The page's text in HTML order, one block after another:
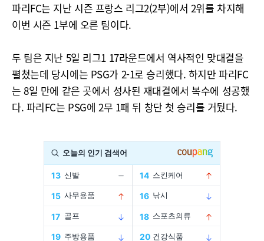
파리FC는 지난 시즌 프랑스 리그2(2부)에서 2위를 차지해
이번 시즌 1부에 오른 팀이다.
두 팀은 지난 5일 리그1 17라운드에서 역사적인 맞대결을
펼쳤는데 당시에는 PSG가 2-1로 승리했다. 하지만 파리FC
는 8일 만에 같은 곳에서 성사된 재대결에서 복수에 성공했
다. 파리FC는 PSG에 2무 1패 뒤 창단 첫 승리를 거뒀다.